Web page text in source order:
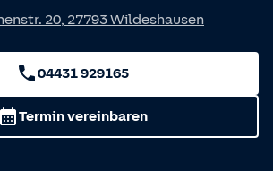
20, 27793Wildeshausen
04431 929165
Termin vereinbaren